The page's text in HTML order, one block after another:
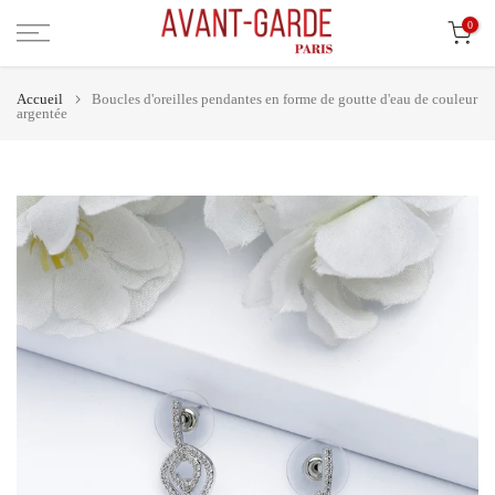
Aller
0
Accueil
Boucles d'oreilles pendantes en forme de goutte d'eau de couleur
argentée